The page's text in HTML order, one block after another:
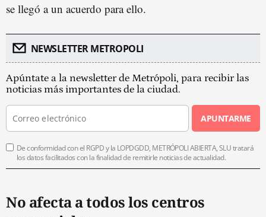
se llegó a un acuerdo para ello.
NEWSLETTER METROPOLI
Apúntate a la newsletter de Metrópoli, para recibir las
noticias más importantes de la ciudad.
APUNTARME
De conformidad con el RGPD y la LOPDGDD, METRÓPOLI ABIERTA, SLU tratará
los datos facilitados con la finalidad de remitirle noticias de actualidad.
No afecta a todos los centros